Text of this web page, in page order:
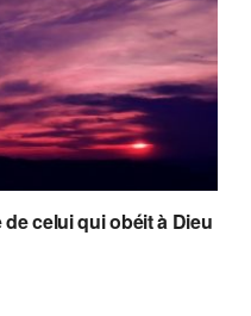
celui qui obéit à Dieu